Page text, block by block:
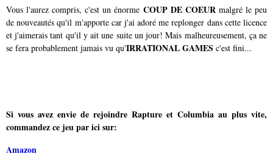
Vous l'aurez compris, c'est un énorme COUP DE COEURmalgré le peu
de nouveautés qu'il m'apporte car j'ai adoré me replonger dans cette licence
et j'aimerais tant qu'il y ait une suite un jour! Mais malheureusement, ça ne
se fera probablement jamais vu qu'IRRATIONAL GAMES c'est fini...
Si vous avez envie de rejoindre Rapture et Columbia au plus vite,
commandez ce jeu par ici sur:
Amazon